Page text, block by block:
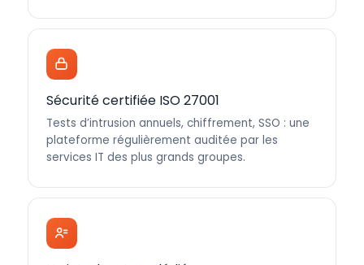
Sécurité certifiée ISO 27001
Tests d’intrusion annuels, chiffrement, SSO : une
plateforme régulièrement auditée par les
services IT des plus grands groupes.